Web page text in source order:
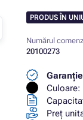
PRODUS ÎN
Numărul
20100273
Culoare:
Preț